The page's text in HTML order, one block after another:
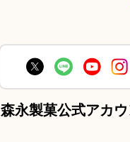
森永製菓公式アカ